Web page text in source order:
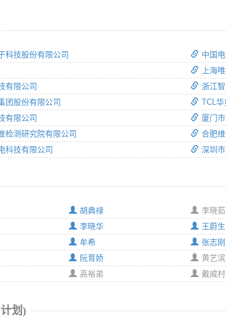
科技股份有限公司
有限公司
团股份有限公司
有限公司
检测研究院有限公司
科技有限公司
中国
上海
浙江
TCL华
厦门
合肥
深圳
胡典禄
李晓华
牟希
阮育娇
高裕弟
李晓茹
王蔚生
张志刚
黄艺滨
戴威村
划)